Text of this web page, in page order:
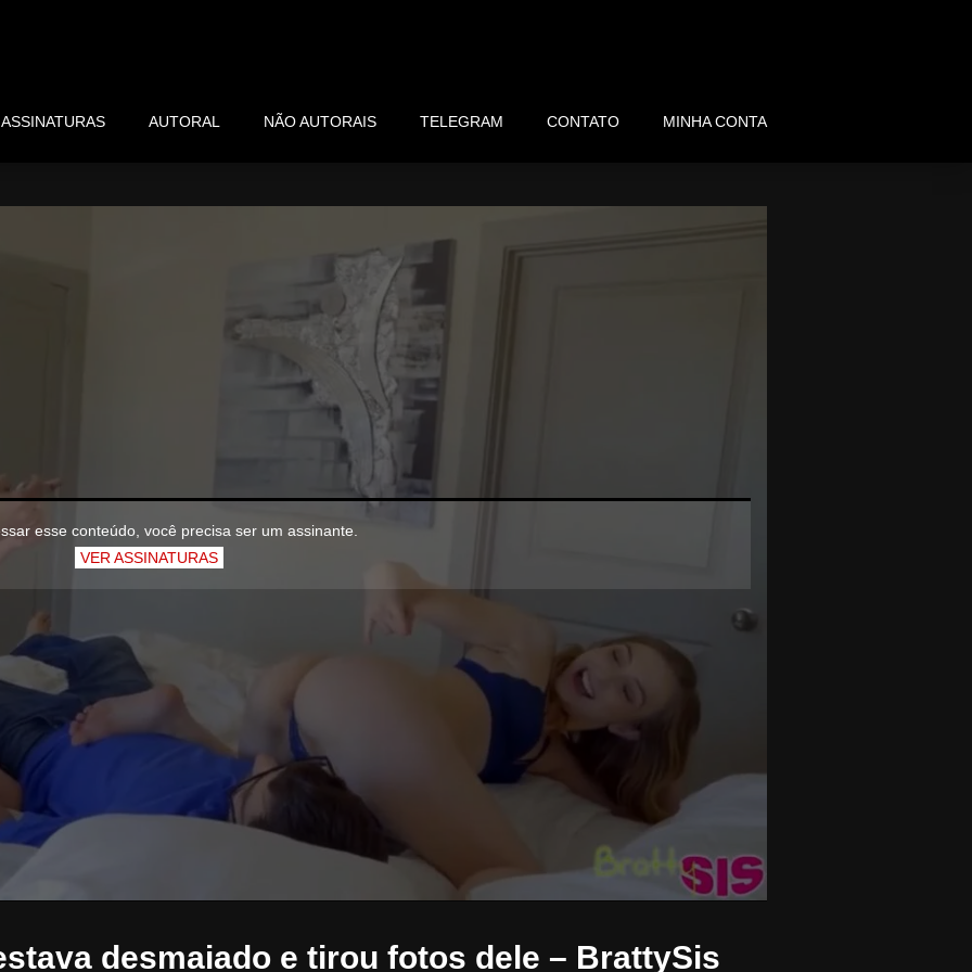
ASSINATURAS AUTORAL NÃO AUTORAIS TELEGRAM CONTATO MINHA CONTA
esse conteúdo, você precisa ser um assinante.
VER ASSINATURAS
desmaiado e tirou fotos dele – BrattySis